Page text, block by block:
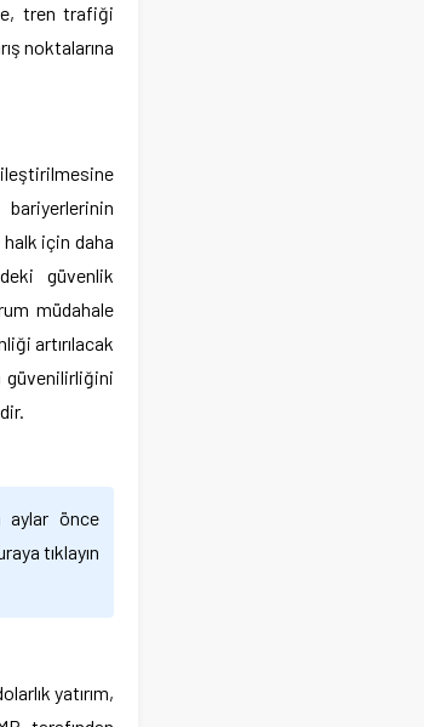
tren trafiği
noktalarına
için daha
güvenlik
müdahale
artırılacak
güvenilirliğini
aylar önce
tıklayın
yatırım,